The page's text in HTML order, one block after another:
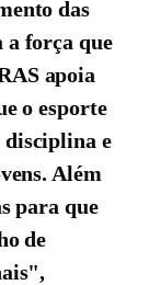
das
força que
apoia
o esporte
disciplina e
Além
para que
de